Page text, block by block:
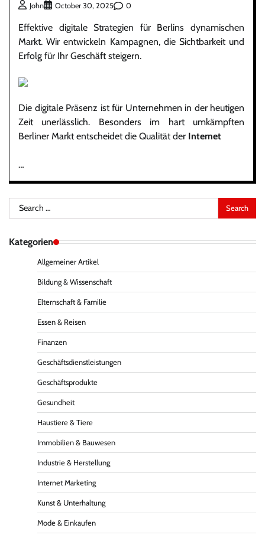
John October 30, 2025 0
Effektive digitale Strategien für Berlins dynamischen
Markt. Wir entwickeln Kampagnen, die Sichtbarkeit und
Erfolg für Ihr Geschäft steigern.
Die digitale Präsenz ist für Unternehmen in der heutigen
Zeit unerlässlich. Besonders im hart umkämpften
Berliner Markt entscheidet die Qualität der Internet
…
Search
for:
Kategorien
Allgemeiner Artikel
Bildung & Wissenschaft
Elternschaft & Familie
Essen & Reisen
Finanzen
Geschäftsdienstleistungen
Geschäftsprodukte
Gesundheit
Haustiere & Tiere
Immobilien & Bauwesen
Industrie & Herstellung
Internet Marketing
Kunst & Unterhaltung
Mode & Einkaufen